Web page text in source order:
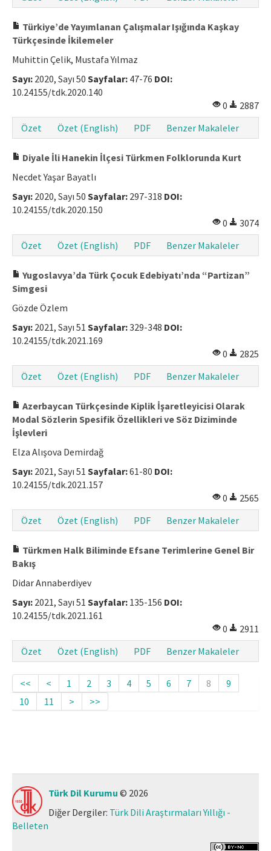
Türkiye’de Yayımlanan Çalışmalar Işığında Kaşkay
Türkçesinde İkilemeler
Muhittin Çelik, Mustafa Yılmaz
Sayı: 2020, Sayı 50 Sayfalar: 47-76 DOI:
10.24155/tdk.2020.140
0
2887
Özet
Özet (English) PDF Benzer Makaleler
Diyale İli Hanekin İlçesi Türkmen Folklorunda Kurt
Necdet Yaşar Bayatlı
Sayı: 2020, Sayı 50 Sayfalar: 297-318 DOI:
10.24155/tdk.2020.150
0
3074
Özet
Özet (English) PDF Benzer Makaleler
Yugoslavya’da Türk Çocuk Edebiyatı’nda “Partizan”
Simgesi
Gözde Özlem
Sayı: 2021, Sayı 51 Sayfalar:329-348 DOI:
10.24155/tdk.2021.169
0
2825
Özet
Özet (English) PDF Benzer Makaleler
Azerbaycan Türkçesinde Kiplik İşaretleyicisi Olarak
Modal Sözlerin Spesifik Özellikleri ve Söz Diziminde
İşlevleri
Elza Alışova Demirdağ
Sayı: 2021, Sayı 51 Sayfalar:61-80 DOI:
10.24155/tdk.2021.157
0
2565
Özet
Özet (English) PDF Benzer Makaleler
Türkmen Halk Biliminde Efsane Terimlerine Genel Bir
Bakış
Didar Annaberdiyev
Sayı: 2021, Sayı 51 Sayfalar: 135-156 DOI:
10.24155/tdk.2021.161
0
2911
Özet
Özet (English) PDF Benzer Makaleler
<< < 1 2 3 4 5 6 7 8
9
10
11 > >>
Türk Dil Kurumu © 2026
Diğer Dergiler: Türk Dili Araştırmaları Yıllığı -
Belleten